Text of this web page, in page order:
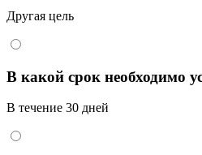
Другая цель
В какой срок необходимо
В течение 30 дней